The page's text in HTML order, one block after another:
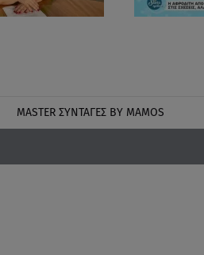
MASTER ΣΥΝΤΑΓΈΣ BY MAMOS